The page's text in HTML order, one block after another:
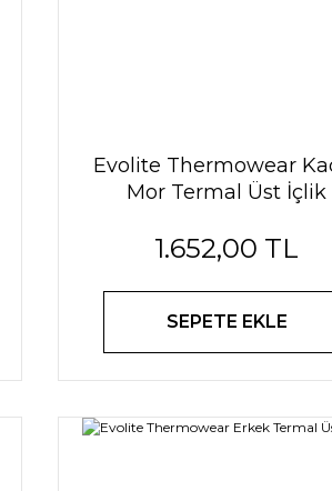
Evolite Thermowear
Mor Termal Üst İçlik
1.652,00 TL
SEPETE EKLE